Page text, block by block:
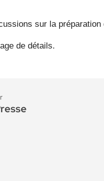
sur la
de détails.